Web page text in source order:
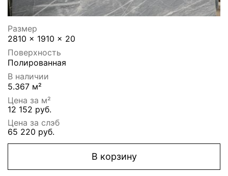
Размер
2810 x 1910 x 20
Поверхность
Полированная
В наличии
5.367 м²
Цена за м²
12 152 руб.
Цена за слэб
65 220 руб.
В корзину